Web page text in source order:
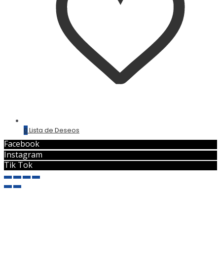
0 Lista de Deseos
Facebook
Instagram
Tik Tok